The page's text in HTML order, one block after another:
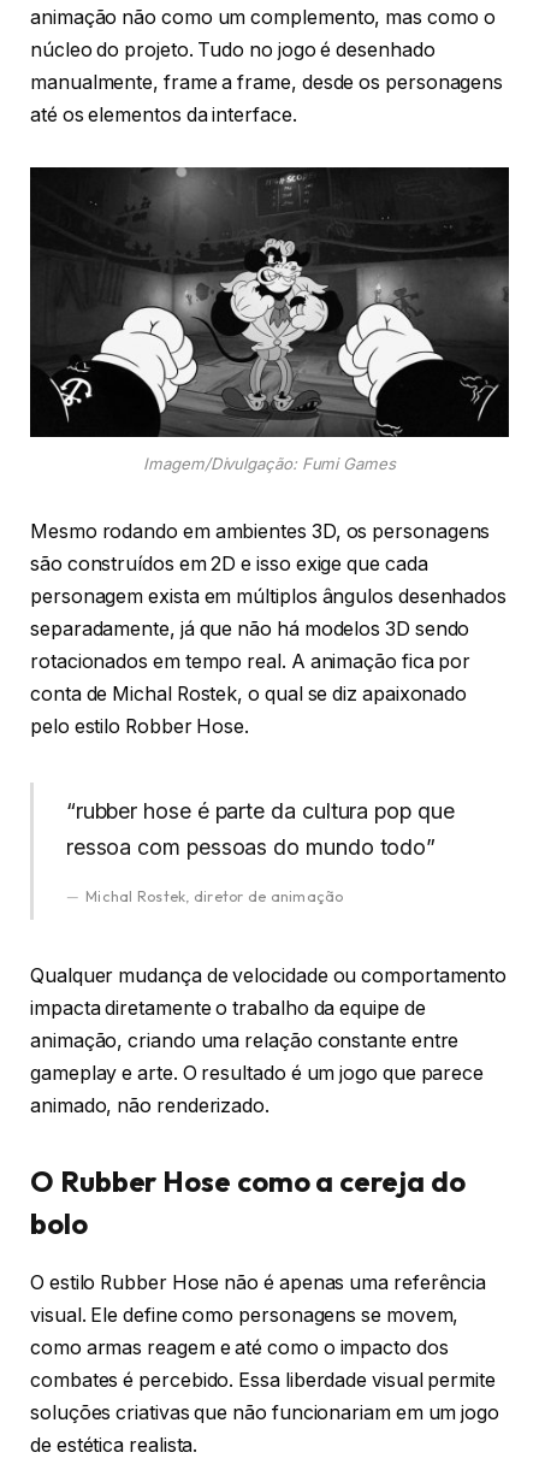
animação não como um complemento, mas como o
núcleo do projeto. Tudo no jogo é desenhado
manualmente, frame a frame, desde os personagens
até os elementos da interface.
Imagem/Divulgação: Fumi Games
Mesmo rodando em ambientes 3D, os personagens
são construídos em 2D e isso exige que cada
personagem exista em múltiplos ângulos desenhados
separadamente, já que não há modelos 3D sendo
rotacionados em tempo real. A animação fica por
conta de Michal Rostek, o qual se diz apaixonado
pelo estilo Robber Hose.
“rubber hose é parte da cultura pop que
ressoa com pessoas do mundo todo”
Michal Rostek, diretor de animação
Qualquer mudança de velocidade ou comportamento
impacta diretamente o trabalho da equipe de
animação, criando uma relação constante entre
gameplay e arte. O resultado é um jogo que parece
animado, não renderizado.
O Rubber Hose como a cereja do
bolo
O estilo Rubber Hose não é apenas uma referência
visual. Ele define como personagens se movem,
como armas reagem e até como o impacto dos
combates é percebido. Essa liberdade visual permite
soluções criativas que não funcionariam em um jogo
de estética realista.